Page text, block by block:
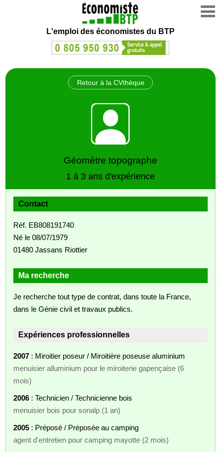
L'emploi des économistes du BTP
Retour à la CVthèque
Géomètre topographe
1 à 3 ans d'expérience
Contact
Réf. EB808191740
Né le 08/07/1979
01480 Jassans Riottier
Ma recherche
Je recherche tout type de contrat, dans toute la France,
dans le Génie civil et travaux publics.
Expériences professionnelles
2007 : Miroitier poseur / Miroitière poseuse aluminium
menuisier alluminium pour le miroiterie gapençaise (6
mois)
2006 : Technicien / Technicienne bois
menuisier bois pour sonalp (1 an)
2005 : Préposé / Préposée au camping
agent d'entretien pour camping mayotte (2 mois)